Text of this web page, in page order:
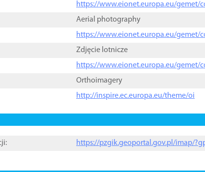
https://www.eionet.europa.eu/gemet/
Aerial photography
https://www.eionet.europa.eu/gemet/
Zdjęcie lotnicze
https://www.eionet.europa.eu/gemet/
Orthoimagery
http://inspire.ec.europa.eu/theme/oi
https://pzgik.geoportal.gov.pl/imap/